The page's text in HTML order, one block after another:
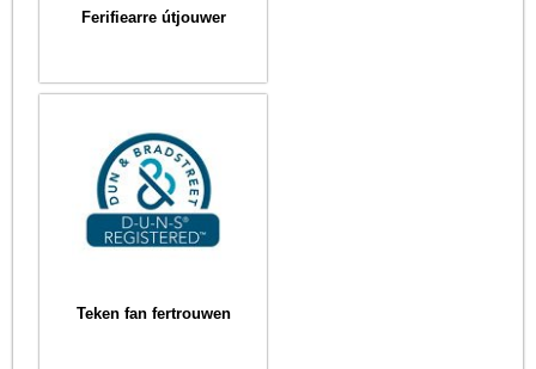
Ferifiearre útjouwer
Teken fan fertrouwen